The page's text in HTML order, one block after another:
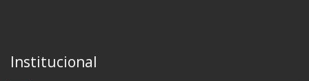
Institucional